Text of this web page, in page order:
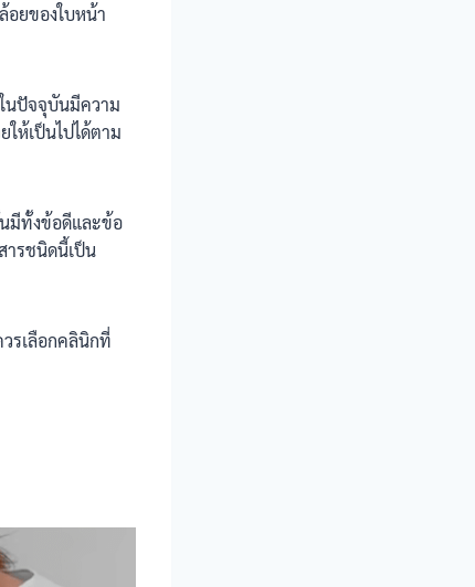
ยของใบหน้า
นปัจจุบันมีความ
ห้เป็นไปได้ตาม
มีทั้งข้อดีและข้อ
ารชนิดนี้เป็น
รเลือกคลินิกที่